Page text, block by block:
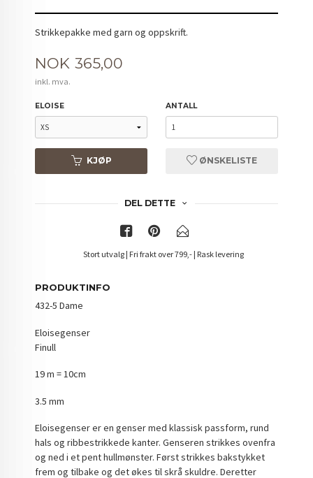
Strikkepakke med garn og oppskrift.
Pris
NOK 365,00
inkl. mva.
ELOISE ANTALL
KJØP ØNSKELISTE
DEL DETTE
Stort utvalg | Fri frakt over 799,- | Rask levering
PRODUKTINFO
432-5 Dame
Eloisegenser
Finull
19 m = 10cm
3.5 mm
Eloisegenser er en genser med klassisk passform, rund
hals og ribbestrikkede kanter. Genseren strikkes ovenfra
og ned i et pent hullmønster. Først strikkes bakstykket
frem og tilbake og det økes til skrå skuldre. Deretter